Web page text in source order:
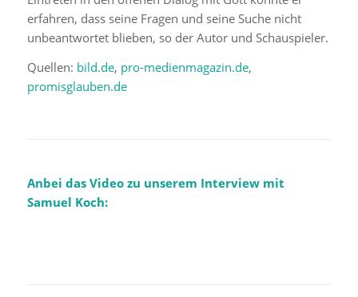
erfahren, dass seine Fragen und seine Suche nicht
unbeantwortet blieben, so der Autor und Schauspieler.
Quellen: bild.de, pro-medienmagazin.de,
promisglauben.de
Anbei das Video zu unserem Interview mit
Samuel Koch: